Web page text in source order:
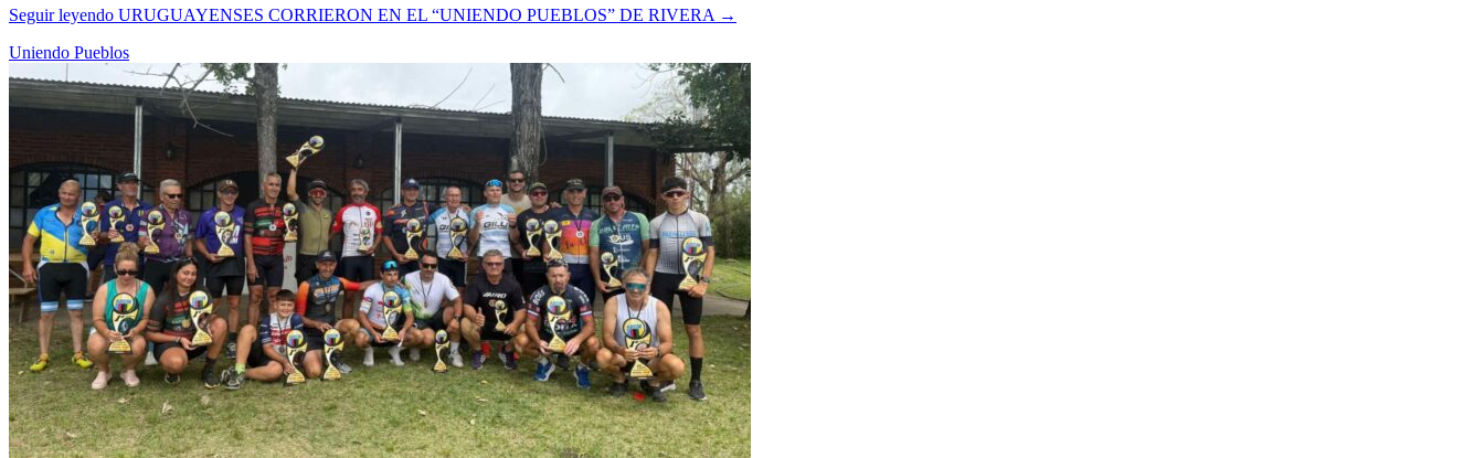
Seguir leyendo URUGUAYENSES CORRIERON EN EL “UNIENDO PUEBLOS” DE RIVERA →
Uniendo Pueblos